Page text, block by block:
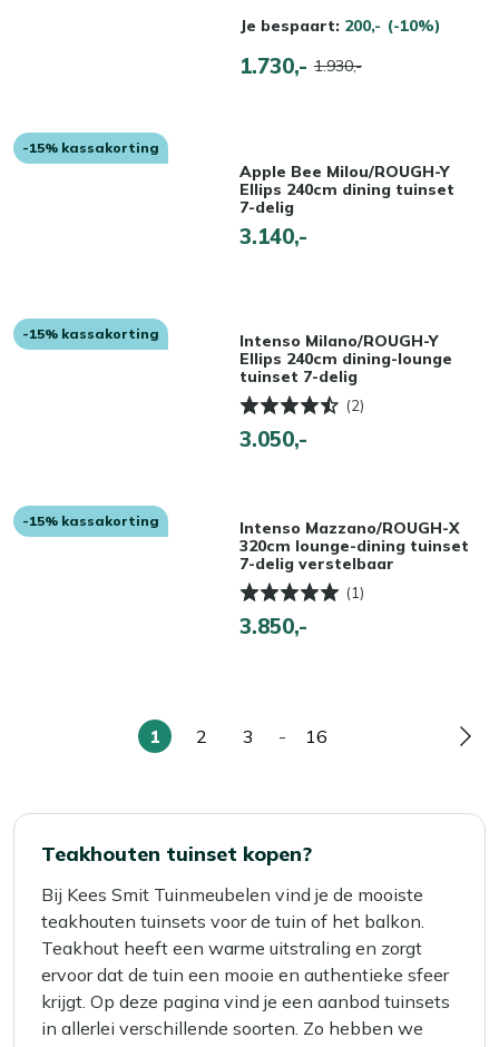
Je bespaart: 200,- (-10%)
1.730,- 1.930,-
-15% kassakorting
Apple Bee Milou/ROUGH-Y
Ellips 240cm dining tuinset
7-delig
3.140,-
-15% kassakorting
Intenso Milano/ROUGH-Y
Ellips 240cm dining-lounge
tuinset 7-delig
(2)
3.050,-
-15% kassakorting
Intenso Mazzano/ROUGH-X
320cm lounge-dining tuinset
7-delig verstelbaar
(1)
3.850,-
U
1
Pagina
2
Pagina
3 -
Pagina
16
Teakhouten tuinset kopen?
Bij Kees Smit Tuinmeubelen vind je de mooiste
teakhouten tuinsets voor de tuin of het balkon.
Teakhout heeft een warme uitstraling en zorgt
ervoor dat de tuin een mooie en authentieke sfeer
krijgt. Op deze pagina vind je een aanbod tuinsets
in allerlei verschillende soorten. Zo hebben we